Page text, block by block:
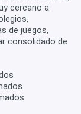
cercano a
de juegos,
consolidado de